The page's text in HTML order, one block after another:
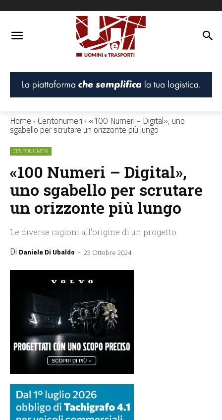
Home Centonumeri «100 Numeri - Digital», uno
sgabello per scrutare un orizzonte più lungo
CENTONUMERI
«100 Numeri – Digital»,
uno sgabello per scrutare
un orizzonte più lungo
Le diverse ragioni all'origine di un progetto
Di Daniele Di Ubaldo - 23 Ottobre 2024